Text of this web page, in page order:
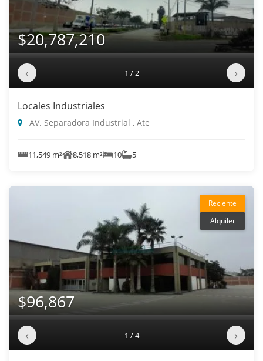
$20,787,210
‹ 1 / 2 ›
Locales Industriales
AV. Separadora Industrial , Ate
11,549 m² 8,518 m² 10 5
Reciente
Alquiler
$96,867
‹ 1 / 4 ›